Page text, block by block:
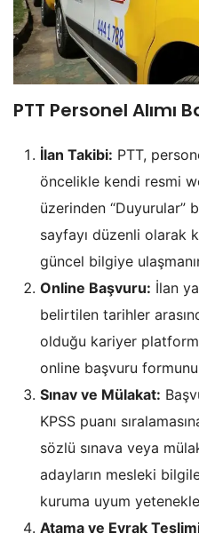
PTT Personel Alımı
İlan Takibi: PTT,
öncelikle kendi resmi
üzerinden “Duyurular”
sayfayı düzenli olarak
güncel bilgiye
Online Başvuru: İlan
belirtilen tarihler
olduğu kariyer
online başvuru
Sınav ve Mülakat:
KPSS puanı
sözlü sınava veya
adayların mesleki
kuruma uyum
Atama ve Evrak